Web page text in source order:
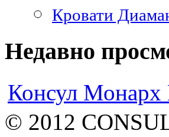
Кровати
Недавно
Консул
© 2012